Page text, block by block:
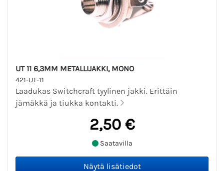
UT 11 6,3MM METALLIJAKKI, MONO
421-UT-11
Laadukas Switchcraft tyylinen jakki. Erittäin
jämäkkä ja tiukka kontakti.
2,50 €
Saatavilla